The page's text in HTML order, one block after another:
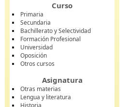
Curso
Primaria
Secundaria
Bachillerato y Selectividad
Formación Profesional
Universidad
Oposición
Otros cursos
Asignatura
Otras materias
Lengua y literatura
Historia